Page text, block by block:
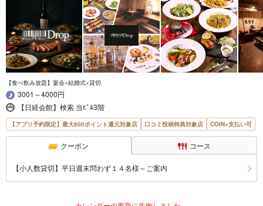
【食べ飲み放題】宴会×結婚式×貸切
3001～4000円
【日経会館】検索 当ﾋﾞﾙ3階
【アプリ予約限定】最大800ポイント還元対象店 口コミ投稿特典対象店 COIN+支払い可
クーポン コース
【小人数貸切】平日週末問わず１４名様～ご案内